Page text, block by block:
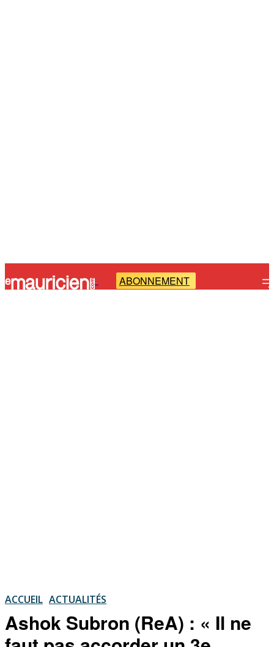
- ABONNEMENT
ACCUEIL ACTUALITÉS
Ashok Subron (ReA) : « Il ne